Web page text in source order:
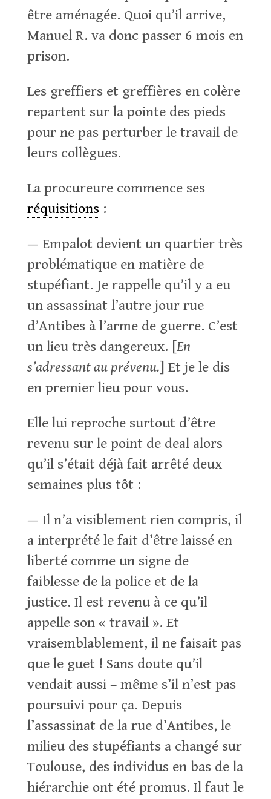
être aménagée. Quoi qu’il arrive,
Manuel R. va donc passer 6 mois en
prison.
Les greffiers et greffières en colère
repartent sur la pointe des pieds
pour ne pas perturber le travail de
leurs collègues.
La procureure commence ses
réquisitions:
— Empalot devient un quartier très
problématique en matière de
stupéfiant. Je rappelle qu’il y a eu
un assassinat l’autre jour rue
d’Antibes à l’arme de guerre. C’est
un lieu très dangereux. [En
s’adressant au prévenu.] Et je le dis
en premier lieu pour vous.
Elle lui reproche surtout d’être
revenu sur le point de deal alors
qu’il s’était déjà fait arrêté deux
semaines plus tôt :
— Il n’a visiblement rien compris, il
a interprété le fait d’être laissé en
liberté comme un signe de
faiblesse de la police et de la
justice. Il est revenu à ce qu’il
appelle son « travail ». Et
vraisemblablement, il ne faisait pas
que le guet ! Sans doute qu’il
vendait aussi – même s’il n’est pas
poursuivi pour ça. Depuis
l’assassinat de la rue d’Antibes, le
milieu des stupéfiants a changé sur
Toulouse, des individus en bas de la
hiérarchie ont été promus. Il faut le